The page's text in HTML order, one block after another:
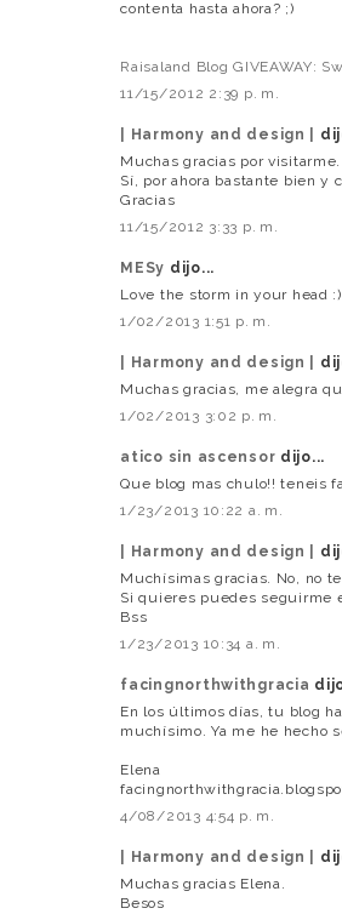
contenta hasta ahora? ;)
Raisaland Blog GIVEAWAY:
11/15/2012 2:39 p. m.
| Harmony and design |
Muchas gracias por visitarme.
Sí, por ahora bastante bien y
Gracias
11/15/2012 3:33 p. m.
MESy dijo...
Love the storm in your head
1/02/2013 1:51 p. m.
| Harmony and design |
Muchas gracias, me alegra
1/02/2013 3:02 p. m.
atico sin ascensor dijo...
Que blog mas chulo!! teneis
1/23/2013 10:22 a. m.
| Harmony and design |
Muchísimas gracias. No, no
Si quieres puedes seguirme
Bss
1/23/2013 10:34 a. m.
facingnorthwithgracia
En los últimos días, tu blog
muchísimo. Ya me he hecho
Elena
4/08/2013 4:54 p. m.
| Harmony and design |
Muchas gracias Elena.
Besos